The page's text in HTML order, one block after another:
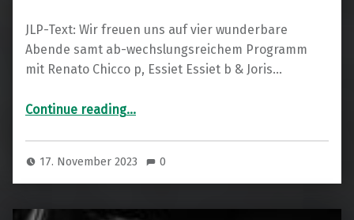
JLP-Text: Wir freuen uns auf vier wunderbare
Abende samt ab-wechslungsreichem Programm
mit Renato Chicco p, Essiet Essiet b & Joris…
Continue reading“Renato Chicco – Essiet Essiet – Joris Dudli Trio + Carole Alston”
…
17. November 2023 0